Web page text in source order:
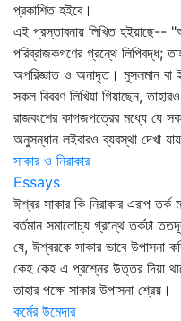
প্রকাশিত হইবে।
এই প্রস্তাবনায় লিখিত হইয়াছে--
পরিব্রাজকগণের গ্রন্থে লিপিবদ্ধ;
অপরিজ্ঞাত ও অনাদৃত। মুসলমান বা
সকল বিবরণ লিখিয়া গিয়াছেন,
রাজবংশের কাগজপত্রের মধ্যে যে
অনুসন্ধান লইবারও ব্যবস্থা দেখা
সাকার ও নিরাকার
Essays
ঈশ্বর সাকার কি নিরাকার এরূপ
বর্তমান সমালোচ্য গ্রন্থে তর্কটা
যে, ঈশ্বরকে সাকার ভাবে উপাসনা
কেহ কেহ এ প্রশ্নের উত্তর দিয়া
তাহার পক্ষে সাকার উপাসনা শ্রেয়।
কর্মের উমেদার